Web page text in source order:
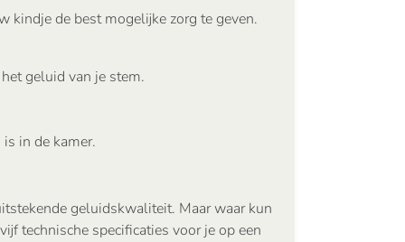
kindje de best mogelijke zorg te geven.
geluid van je stem.
in de kamer.
geluidskwaliteit. Maar waar kun
technische specificaties voor je op een